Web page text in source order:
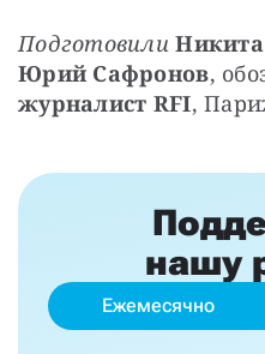
Подготовили
Юрий Сафронов
журналист RFI,
нашу
Ежемесячно